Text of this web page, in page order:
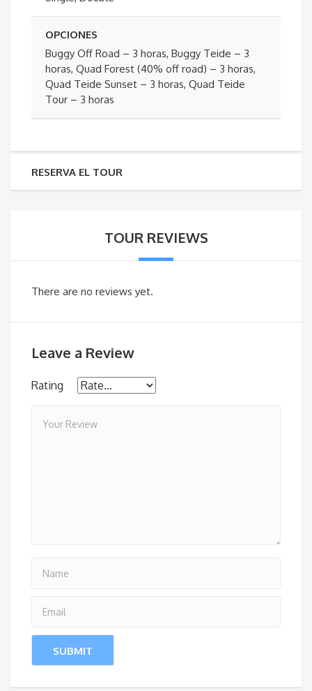
OPCIONES
Buggy Off Road – 3 horas, Buggy Teide – 3
horas, Quad Forest (40% off road) – 3 horas,
Quad Teide Sunset – 3 horas, Quad Teide
Tour – 3 horas
RESERVA EL TOUR
TOUR REVIEWS
There are no reviews yet.
Leave a Review
Rating